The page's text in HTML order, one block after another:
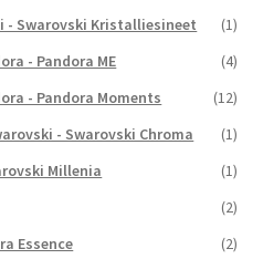
- Swarovski Kristalliesineet
(1)
- Pandora ME
(4)
- Pandora Moments
(12)
- Swarovski Chroma
(1)
Millenia
(1)
(2)
Essence
(2)